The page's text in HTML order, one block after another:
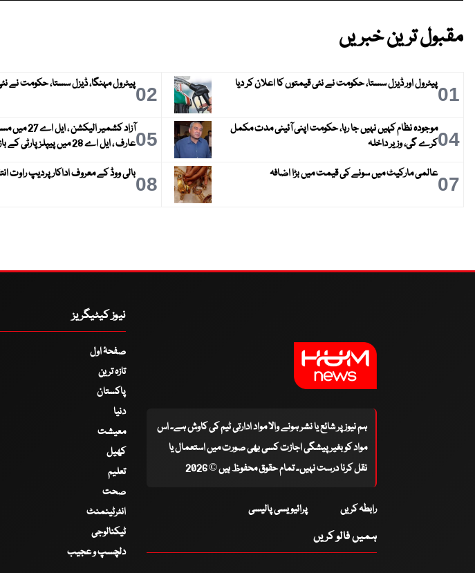
مقبول ترین خبریں
01پیٹرول اور ڈیزل سستا، حکومت نے نئی قیمتوں کا اعلان کر دیا 02پیٹرول مہنگا، ڈیزل سستا، حکومت نے
04موجودہ نظام کہیں نہیں جا رہا، حکومت اپنی آئینی مدت مکمل
کرے گی، وزیر داخلہ
05
آزاد کشمیر
عارف ، ایل اے 28 میں پیپلز پارٹی کے بازل نقوی کامیاب
07عالمی مارکیٹ میں سونے کی قیمت میں بڑا اضافہ 08بالی ووڈ کے معروف اداکار پردیپ راوت
ہم نیوز پر شائع یا نشر ہونے والا مواد ادارتی ٹیم کی کاوش ہے۔ اس
مواد کو بغیر پیشگی اجازت کسی بھی صورت میں استعمال یا
نقل کرنا درست نہیں۔ تمام حقوق محفوظ ہیں © 2026
رابطہ کریں پرائیویسی پالیسی
ہمیں فالو کریں
نیوز کیٹیگریز
صفحۂ اول
تازہ ترین
پاکستان
دنیا
معیشت
کھیل
تعلیم
صحت
انٹرٹینمنٹ
ٹیکنالوجی
دلچسپ و عجیب